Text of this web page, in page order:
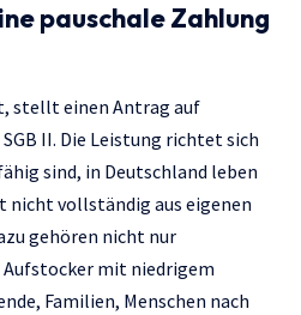
pauschale Zahlung
stellt einen Antrag auf
II. Die Leistung richtet sich
sind, in Deutschland leben
nicht vollständig aus eigenen
gehören nicht nur
mit niedrigem
Familien, Menschen nach